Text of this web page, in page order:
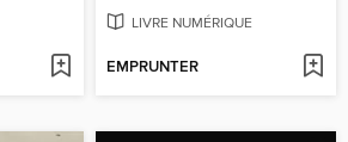
LIVRE NUMÉRIQUE
EMPRUNTER